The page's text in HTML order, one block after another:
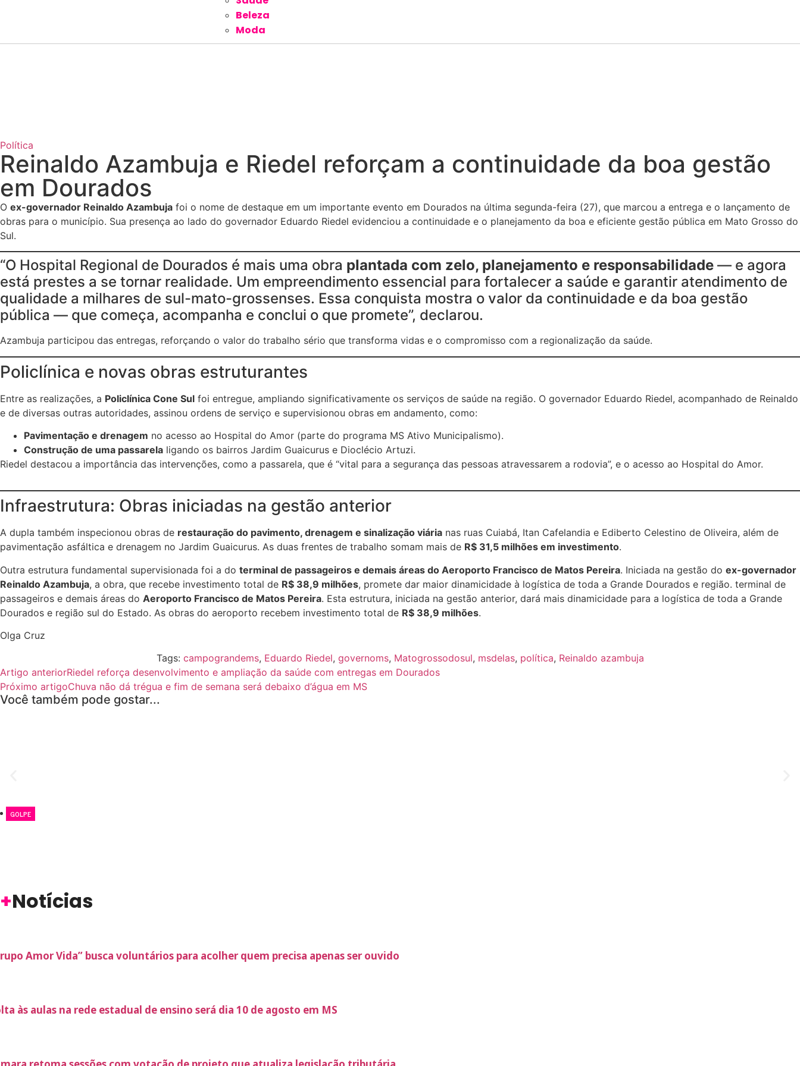
Beleza
Moda
Política
Reinaldo Azambuja e Riedel reforçam a continuidade da boa gestão
em Dourados
O ex-governador Reinaldo Azambuja foi o nome de destaque em um importante evento em Dourados na última segunda-feira (27), que marcou a entrega e o lançamento de
obras para o município. Sua presença ao lado do governador Eduardo Riedel evidenciou a continuidade e o planejamento da boa e eficiente gestão pública em Mato Grosso do
Sul.
“O Hospital Regional de Dourados é mais uma obra plantada com zelo, planejamento e responsabilidade — e agora
está prestes a se tornar realidade. Um empreendimento essencial para fortalecer a saúde e garantir atendimento de
qualidade a milhares de sul-mato-grossenses. Essa conquista mostra o valor da continuidade e da boa gestão
pública — que começa, acompanha e conclui o que promete”, declarou.
Azambuja participou das entregas, reforçando o valor do trabalho sério que transforma vidas e o compromisso com a regionalização da saúde.
Policlínica e novas obras estruturantes
Entre as realizações, a Policlínica Cone Sul foi entregue, ampliando significativamente os serviços de saúde na região. O governador Eduardo Riedel, acompanhado de Reinaldo
e de diversas outras autoridades, assinou ordens de serviço e supervisionou obras em andamento, como:
Pavimentação e drenagem no acesso ao Hospital do Amor (parte do programa MS Ativo Municipalismo).
Construção de uma passarela ligando os bairros Jardim Guaicurus e Dioclécio Artuzi.
Riedel destacou a importância das intervenções, como a passarela, que é “vital para a segurança das pessoas atravessarem a rodovia”, e o acesso ao Hospital do Amor.
Infraestrutura: Obras iniciadas na gestão anterior
A dupla também inspecionou obras de restauração do pavimento, drenagem e sinalização viária nas ruas Cuiabá, Itan Cafelandia e Ediberto Celestino de Oliveira, além de
pavimentação asfáltica e drenagem no Jardim Guaicurus. As duas frentes de trabalho somam mais de R$ 31,5 milhões em investimento.
Outra estrutura fundamental supervisionada foi a do terminal de passageiros e demais áreas do Aeroporto Francisco de Matos Pereira. Iniciada na gestão do ex-governador
Reinaldo Azambuja, a obra, que recebe investimento total de R$ 38,9 milhões, promete dar maior dinamicidade à logística de toda a Grande Dourados e região. terminal de
passageiros e demais áreas do Aeroporto Francisco de Matos Pereira. Esta estrutura, iniciada na gestão anterior, dará mais dinamicidade para a logística de toda a Grande
Dourados e região sul do Estado. As obras do aeroporto recebem investimento total de R$ 38,9 milhões.
Olga Cruz
Tags: campograndems, Eduardo Riedel, governoms, Matogrossodosul, msdelas, política, Reinaldo azambuja
Artigo anteriorRiedel reforça desenvolvimento e ampliação da saúde com entregas em Dourados
Próximo artigoChuva não dá trégua e fim de semana será debaixo d’água em MS
Você também pode gostar...
GOLPE
+Notícias
Amor Vida” busca voluntários para acolher quem precisa apenas ser ouvido
às aulas na rede estadual de ensino será dia 10 de agosto em MS